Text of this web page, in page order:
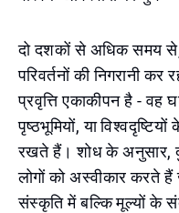
दो दशकों से अधिक समय
परिवर्तनों की निगरानी
प्रवृत्ति एकाकीपन है - वह
पृष्ठभूमियों, या
रखते हैं। शोध के अनुसार,
लोगों को अस्वीकार करते
संस्कृति में बल्कि मूल्यों के